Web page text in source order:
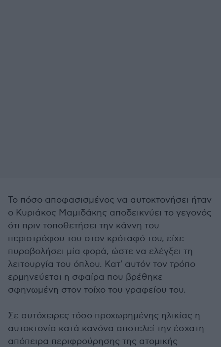
Το πόσο αποφασισμένος να αυτοκτονήσει ήταν
ο Κυριάκος Μαμιδάκης αποδεικνύει το γεγονός
ότι πριν τοποθετήσει την κάννη του
περιστρόφου του στον κρόταφό του, είχε
πυροβολήσει μία φορά, ώστε να ελέγξει τη
λειτουργία του όπλου. Κατ' αυτόν τον τρόπο
ερμηνεύεται η σφαίρα που βρέθηκε
σφηνωμένη στον τοίχο του γραφείου του.
Σε αυτόχειρες τόσο προχωρημένης ηλικίας η
αυτοκτονία κατά κανόνα αποτελεί την έσχατη
απόπειρα περιφρούρησης της ατομικής